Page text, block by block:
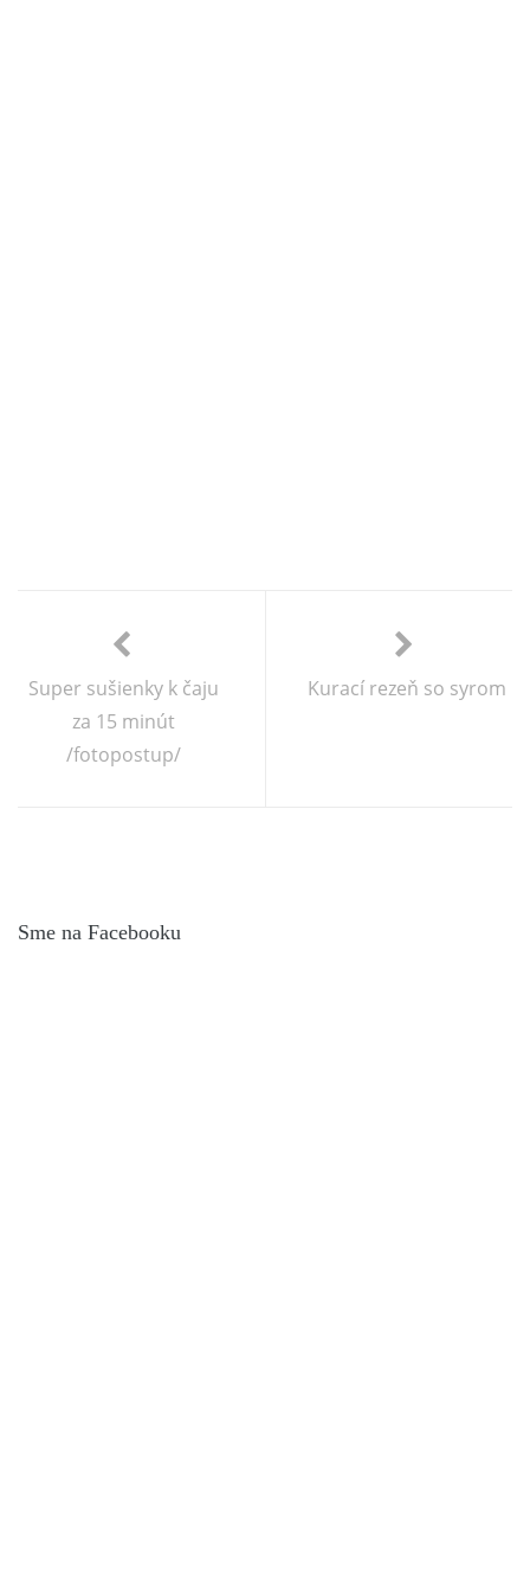
Super sušienky k čaju
za 15 minút
/fotopostup/
Kurací rezeň so syrom
Sme na Facebooku